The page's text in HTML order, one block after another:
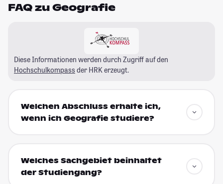
FAQ zu Geografie
Diese Informationen werden durch Zugriff auf den
Hochschulkompass der HRK erzeugt.
Welchen Abschluss erhalte ich,
wenn ich Geografie studiere?
Welches Sachgebiet beinhaltet
der Studiengang?